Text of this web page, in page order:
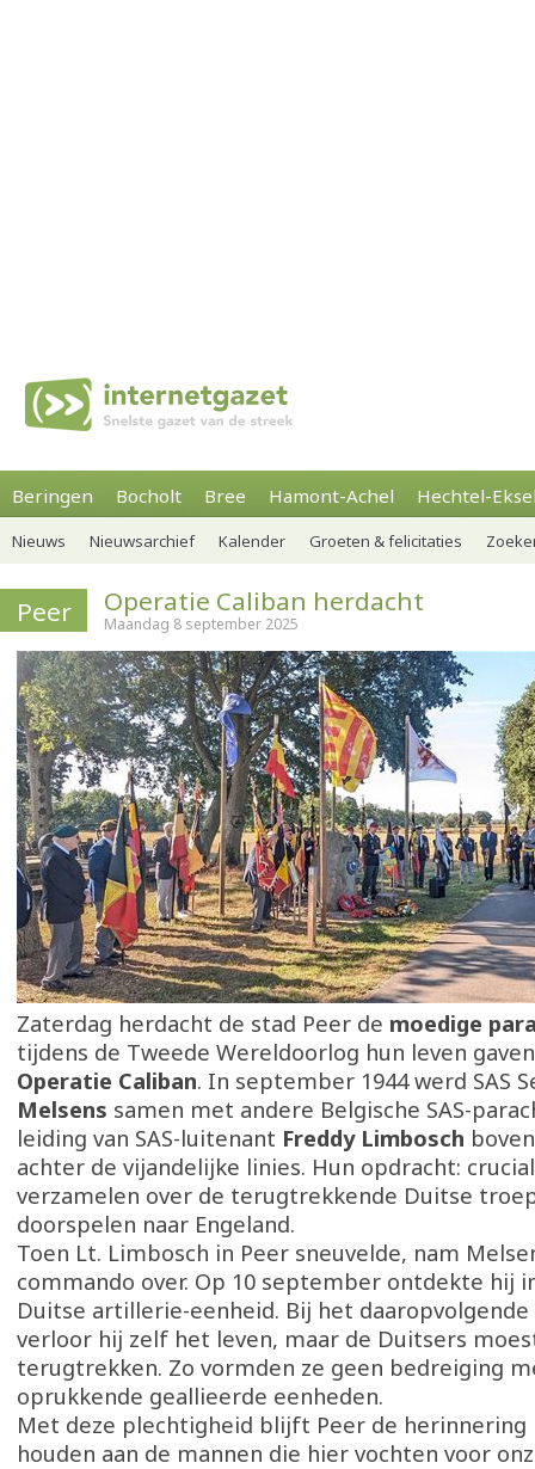
Beringen Bocholt Bree Hamont-Achel Hechtel-
Nieuws Nieuwsarchief Kalender Groeten & felicitaties
Peer Operatie Caliban herdacht
Maandag 8 september 2025
Zaterdag herdacht de stad Peer de moedige
tijdens de Tweede Wereldoorlog hun leven
Operatie Caliban. In september 1944 werd SAS
Melsens samen met andere Belgische SAS-
leiding van SAS-luitenant Freddy Limbosch
achter de vijandelijke linies. Hun opdracht:
verzamelen over de terugtrekkende Duitse
doorspelen naar Engeland.
Toen Lt. Limbosch in Peer sneuvelde, nam
commando over. Op 10 september ontdekte hij
Duitse artillerie-eenheid. Bij het
verloor hij zelf het leven, maar de Duitsers
terugtrekken. Zo vormden ze geen bedreiging
oprukkende geallieerde eenheden.
Met deze plechtigheid blijft Peer de herinnering
houden aan de mannen die hier vochten voor